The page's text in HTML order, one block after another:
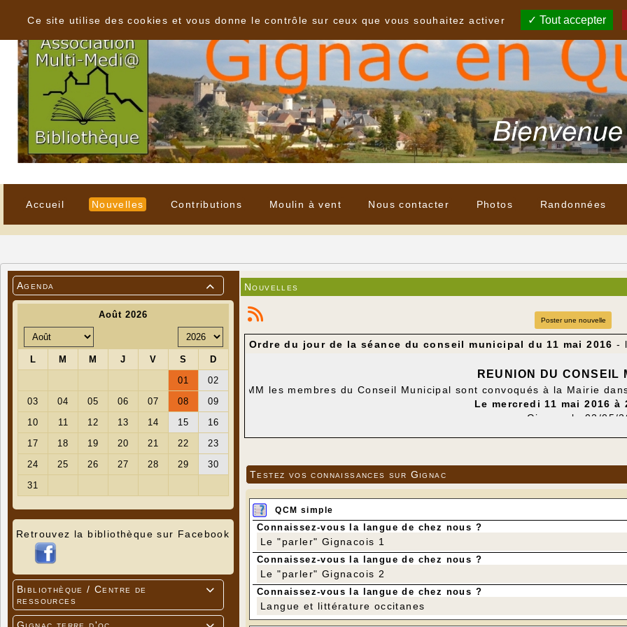
Accueil Nouvelles Contributions Moulin à vent Nous contacter Photos Randonnées

Agenda
Retrouvez la bibliothèque sur Facebook

Bibliothèque / Centre de
ressources
Nouvelles
Poster une nouvelle
Ordre du jour de la séance du conseil municipal du 11 mai 2016 -
REUNION DU CONSEIL
MM les membres du Conseil Municipal sont convoqués à la Mairie
Le mercredi 11 mai 2016 à
Gignac, le 02/05/
Plan Communal de Sauvegarde (PCS) : intervention du
Annulation et remplacement de la délibération n°
irrécouvrables : exercice 2012 et 2013 ;
Proposition de financement du crédit agricole Nord Midi-
Multiple Rural ;
Complément relatif au mode de règlement concernant la vente
Validation des choix de la commission d'appel d'offres pour la
Convention entre la communauté de commune Causses et
GIGNAC pour l'instruction des autorisations et actes relatifs à
Testez vos connaissances sur Gignac
QCM simple
Connaissez-vous la langue de chez nous ?
Le "parler" Gignacois 1
Connaissez-vous la langue de chez nous ?
Le "parler" Gignacois 2
Connaissez-vous la langue de chez nous ?
Langue et littérature occitanes
Ce site utilise des cookies et vous donne le contrôle sur ceux que vous souhaitez activer
Tout accepter